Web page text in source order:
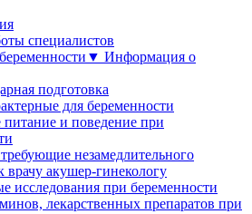
Информация о
подготовка
для беременности
и поведение при
незамедлительного
врачу акушер-гинекологу
исследования при беременности
лекарственных препаратов при